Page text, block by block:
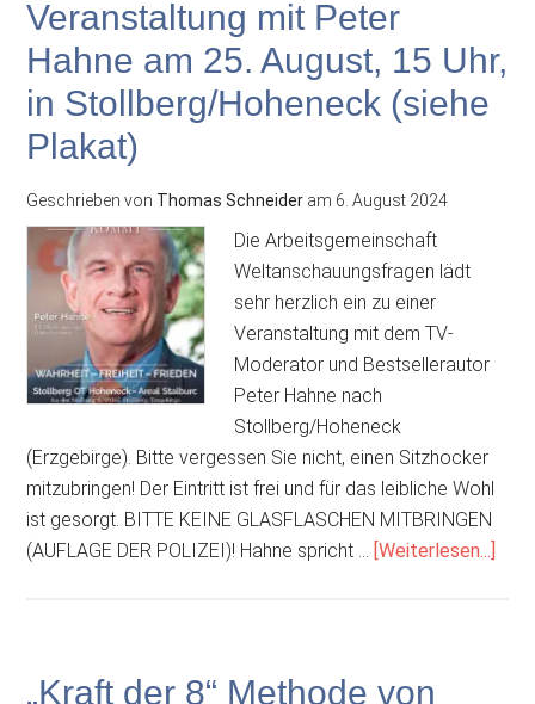
Missbrauch
an
Kindern
dulden
Veranstaltung mit Peter
Hahne am 25. August, 15 Uhr,
in Stollberg/Hoheneck (siehe
Plakat)
Geschrieben von Thomas Schneider am 6. August 2024
Die Arbeitsgemeinschaft
Weltanschauungsfragen lädt
sehr herzlich ein zu einer
Veranstaltung mit dem TV-
Moderator und Bestsellerautor
Peter Hahne nach
Stollberg/Hoheneck
(Erzgebirge). Bitte vergessen Sie nicht, einen Sitzhocker
mitzubringen! Der Eintritt ist frei und für das leibliche Wohl
ist gesorgt. BITTE KEINE GLASFLASCHEN MITBRINGEN
(AUFLAGE DER POLIZEI)! Hahne spricht … [Weiterlesen...]
„Kraft der 8“ Methode von